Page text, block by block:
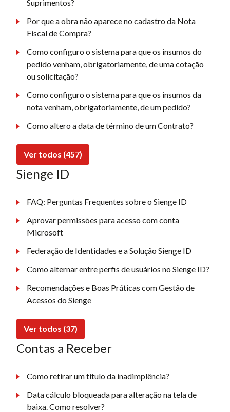
Suprimentos?
Por que a obra não aparece no cadastro da Nota
Fiscal de Compra?
Como configuro o sistema para que os insumos do
pedido venham, obrigatoriamente, de uma cotação
ou solicitação?
Como configuro o sistema para que os insumos da
nota venham, obrigatoriamente, de um pedido?
Como altero a data de término de um Contrato?
Ver todos (457)
Sienge ID
FAQ: Perguntas Frequentes sobre o Sienge ID
Aprovar permissões para acesso com conta
Microsoft
Federação de Identidades e a Solução Sienge ID
Como alternar entre perfis de usuários no Sienge ID?
Recomendações e Boas Práticas com Gestão de
Acessos do Sienge
Ver todos (37)
Contas a Receber
Como retirar um título da inadimplência?
Data cálculo bloqueada para alteração na tela de
baixa. Como resolver?